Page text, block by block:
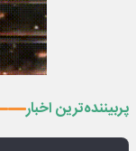
پربیننده‌ترین اخبار